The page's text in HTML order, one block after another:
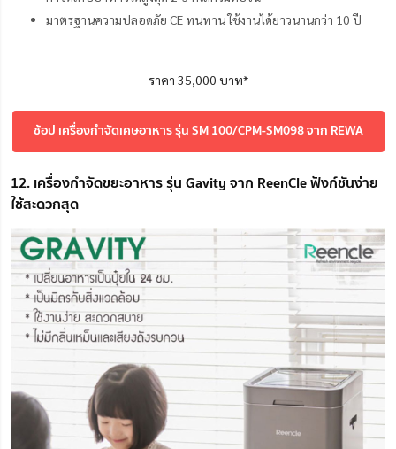
มาตรฐานความปลอดภัย CE ทนทาน ใช้งานได้ยาวนานกว่า 10 ปี
ราคา 35,000 บาท*
ช้อป เครื่องกำจัดเศษอาหาร รุ่น SM 100/CPM-SM098 จาก REWA
12. เครื่องกำจัดขยะอาหาร รุ่น Gavity จาก ReenCle ฟังก์ชันง่าย
ใช้สะดวกสุด